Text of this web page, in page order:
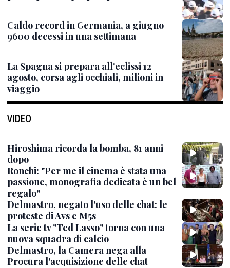
Caldo record in Germania, a giugno
9600 decessi in una settimana
La Spagna si prepara all'eclissi 12
agosto, corsa agli occhiali, milioni in
viaggio
VIDEO
Hiroshima ricorda la bomba, 81 anni
dopo
Ronchi: "Per me il cinema è stata una
passione, monografia dedicata è un bel
regalo"
Delmastro, negato l'uso delle chat: le
proteste di Avs e M5s
La serie tv "Ted Lasso" torna con una
nuova squadra di calcio
Delmastro, la Camera nega alla
Procura l'acquisizione delle chat